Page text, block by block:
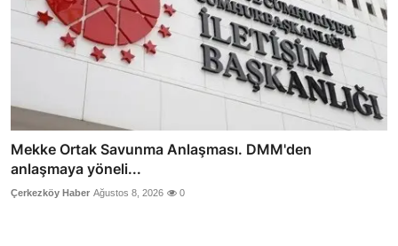
Mekke Ortak Savunma Anlaşması. DMM'den
anlaşmaya yöneli...
Çerkezköy Haber Ağustos 8, 2026 0